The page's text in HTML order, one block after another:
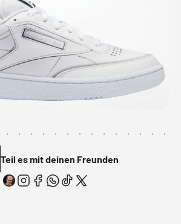
Teil es mit deinen Freunden